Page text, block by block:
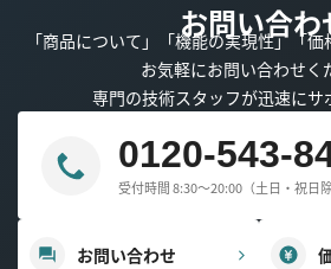
お問い合わ
「商品について」「機能の実現性」「価
お気軽にお問い合わせく
専門の技術スタッフが迅速にサ
0120-543-
受付時間 8:30～20:00（土日・祝日除
お問い合わせ